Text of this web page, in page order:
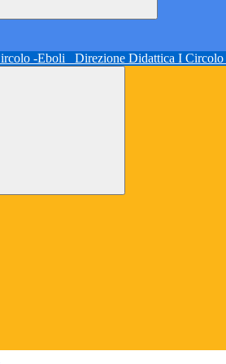
Direzione Didattica I Circolo